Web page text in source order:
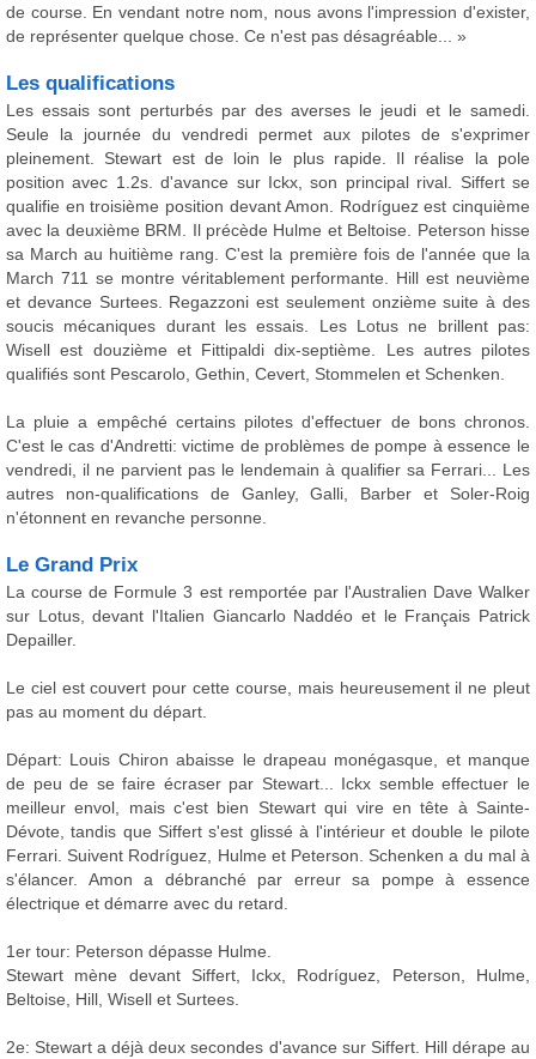
de course. En vendant notre nom, nous avons l'impression d'exister,
de représenter quelque chose. Ce n'est pas désagréable... »
Les qualifications
Les essais sont perturbés par des averses le jeudi et le samedi.
Seule la journée du vendredi permet aux pilotes de s'exprimer
pleinement. Stewart est de loin le plus rapide. Il réalise la pole
position avec 1.2s. d'avance sur Ickx, son principal rival. Siffert se
qualifie en troisième position devant Amon. Rodríguez est cinquième
avec la deuxième BRM. Il précède Hulme et Beltoise. Peterson hisse
sa March au huitième rang. C'est la première fois de l'année que la
March 711 se montre véritablement performante. Hill est neuvième
et devance Surtees. Regazzoni est seulement onzième suite à des
soucis mécaniques durant les essais. Les Lotus ne brillent pas:
Wisell est douzième et Fittipaldi dix-septième. Les autres pilotes
qualifiés sont Pescarolo, Gethin, Cevert, Stommelen et Schenken.
La pluie a empêché certains pilotes d'effectuer de bons chronos.
C'est le cas d'Andretti: victime de problèmes de pompe à essence le
vendredi, il ne parvient pas le lendemain à qualifier sa Ferrari... Les
autres non-qualifications de Ganley, Galli, Barber et Soler-Roig
n'étonnent en revanche personne.
Le Grand Prix
La course de Formule 3 est remportée par l'Australien Dave Walker
sur Lotus, devant l'Italien Giancarlo Naddéo et le Français Patrick
Depailler.
Le ciel est couvert pour cette course, mais heureusement il ne pleut
pas au moment du départ.
Départ: Louis Chiron abaisse le drapeau monégasque, et manque
de peu de se faire écraser par Stewart... Ickx semble effectuer le
meilleur envol, mais c'est bien Stewart qui vire en tête à Sainte-
Dévote, tandis que Siffert s'est glissé à l'intérieur et double le pilote
Ferrari. Suivent Rodríguez, Hulme et Peterson. Schenken a du mal à
s'élancer. Amon a débranché par erreur sa pompe à essence
électrique et démarre avec du retard.
1er tour: Peterson dépasse Hulme.
Stewart mène devant Siffert, Ickx, Rodríguez, Peterson, Hulme,
Beltoise, Hill, Wisell et Surtees.
2e: Stewart a déjà deux secondes d'avance sur Siffert. Hill dérape au